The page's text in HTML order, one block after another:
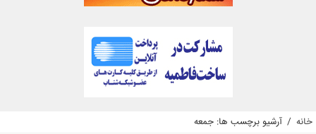
خانه / آرشیو برچسب ها: جمعه